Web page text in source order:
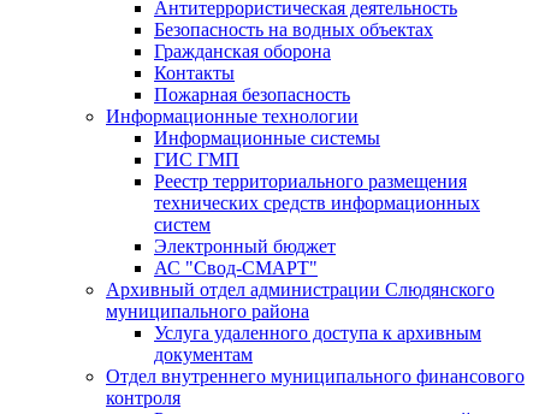
Антитеррористическая деятельность
Безопасность на водных объектах
Гражданская оборона
Контакты
Пожарная безопасность
Информационные технологии
Информационные системы
ГИС ГМП
Реестр территориального размещения
технических средств информационных
систем
Электронный бюджет
АС "Свод-СМАРТ"
Архивный отдел администрации Слюдянского
муниципального района
Услуга удаленного доступа к архивным
документам
Отдел внутреннего муниципального финансового
контроля